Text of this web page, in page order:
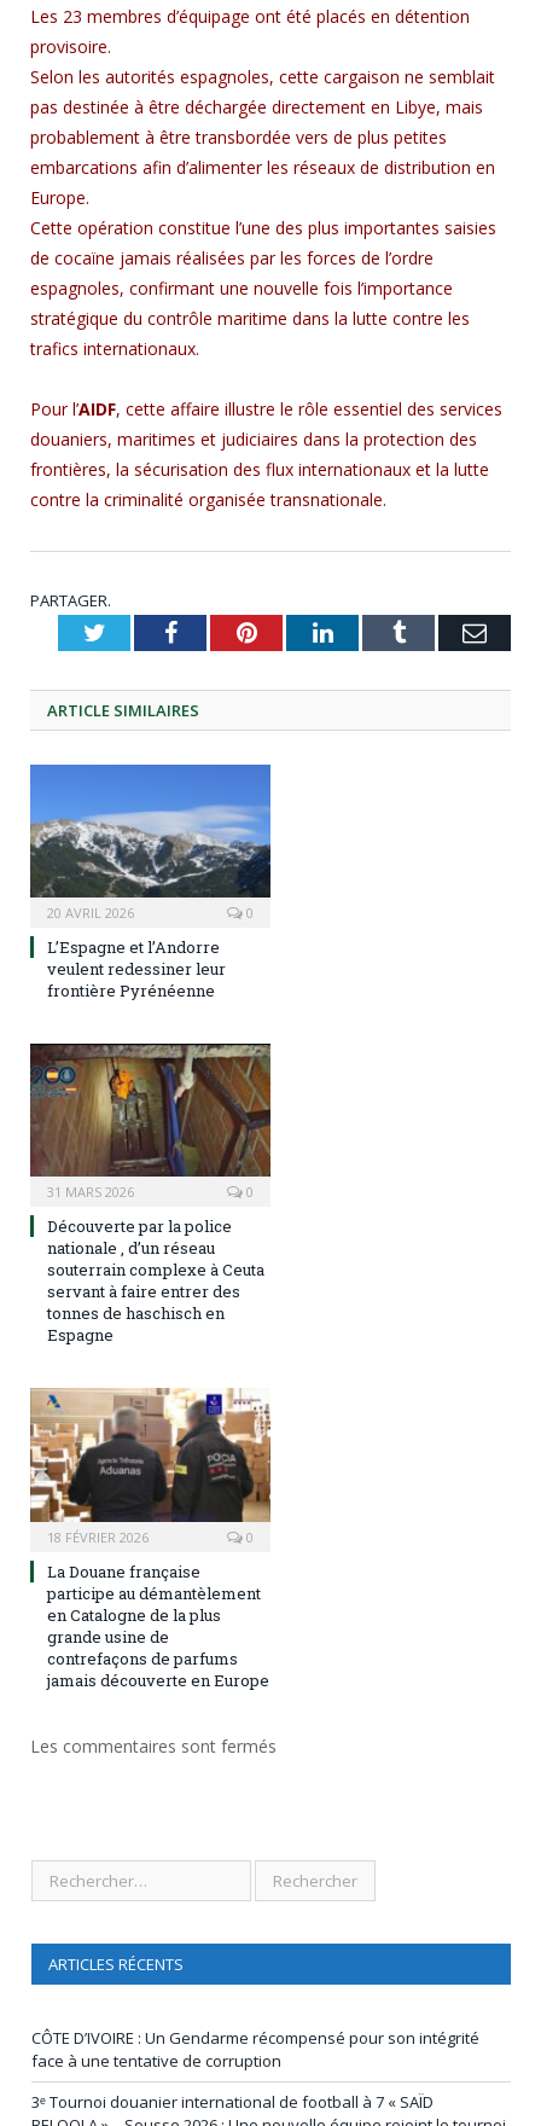
Les 23 membres d’équipage ont été placés en détention
provisoire.
Selon les autorités espagnoles, cette cargaison ne semblait
pas destinée à être déchargée directement en Libye, mais
probablement à être transbordée vers de plus petites
embarcations afin d’alimenter les réseaux de distribution en
Europe.
Cette opération constitue l’une des plus importantes saisies
de cocaïne jamais réalisées par les forces de l’ordre
espagnoles, confirmant une nouvelle fois l’importance
stratégique du contrôle maritime dans la lutte contre les
trafics internationaux.
Pour l’AIDF, cette affaire illustre le rôle essentiel des services
douaniers, maritimes et judiciaires dans la protection des
frontières, la sécurisation des flux internationaux et la lutte
contre la criminalité organisée transnationale.
PARTAGER.
TwitterFacebookPinterestLinkedInTumblr
ARTICLE SIMILAIRES
20 AVRIL 2026 0
L’Espagne et l’Andorre
veulent redessiner leur
frontière Pyrénéenne
31 MARS 2026 0
Découverte par la police
nationale , d’un réseau
souterrain complexe à Ceuta
servant à faire entrer des
tonnes de haschisch en
Espagne
18 FÉVRIER 2026 0
La Douane française
participe au démantèlement
en Catalogne de la plus
grande usine de
contrefaçons de parfums
jamais découverte en Europe
Les commentaires sont fermés
ARTICLES RÉCENTS
CÔTE D’IVOIRE : Un Gendarme récompensé pour son intégrité
face à une tentative de corruption
3ᵉ Tournoi douanier international de football à 7 « SAÏD